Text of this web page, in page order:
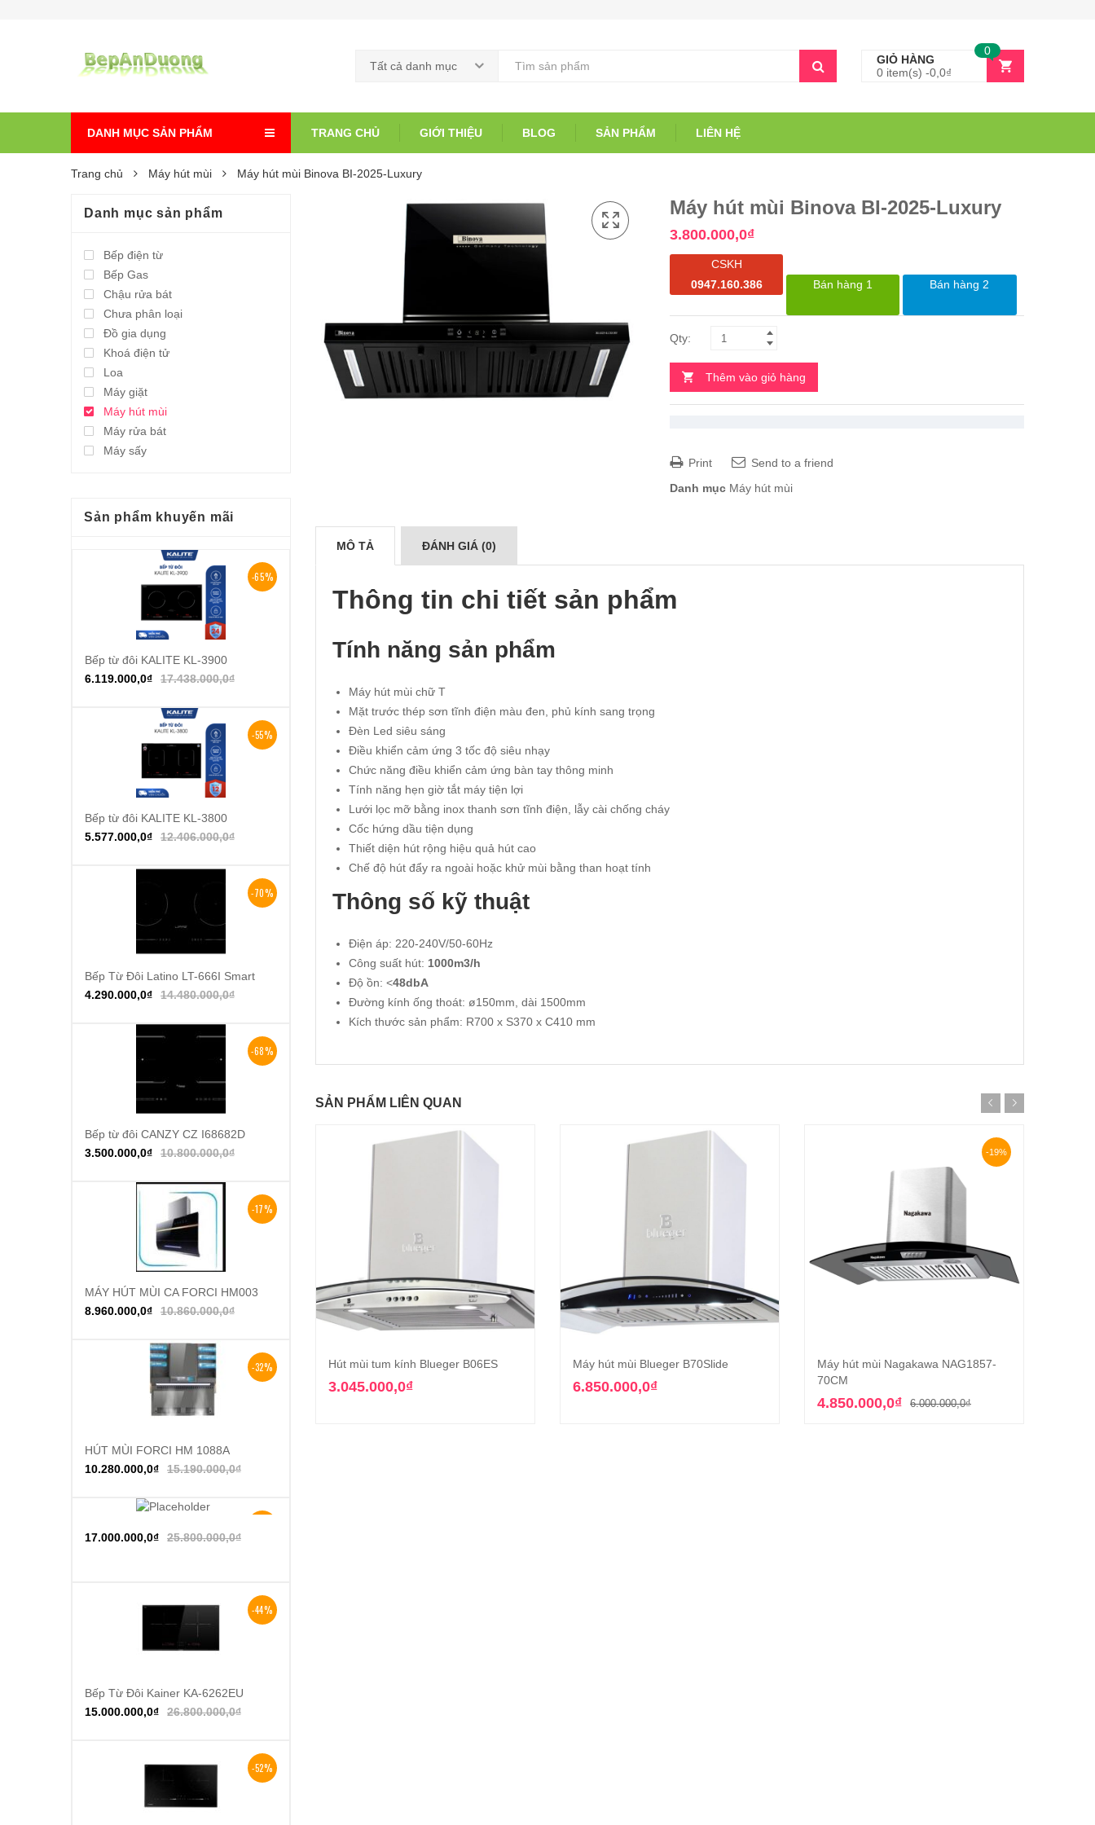
Tất cả danh mục
GIỎ HÀNG
0 item(s) -0,0₫
0
DANH MỤC SẢN PHẨM TRANG CHỦ GIỚI THIỆU BLOG SẢN PHẨM LIÊN HỆ
Trang chủ Máy hút mùi Máy hút mùi Binova BI-2025-Luxury
Máy hút mùi Binova BI-2025-Luxury
3.800.000,0₫
CSKH
0947.160.386
Bán hàng 1 Bán hàng 2
Thêm vào giỏ hàng
Print
Send to a friend
Danh mục Máy hút mùi
MÔ TẢ ĐÁNH GIÁ (0)
Thông tin chi tiết sản phẩm
Tính năng sản phẩm
Máy hút mùi chữ T
Mặt trước thép sơn tĩnh điện màu đen, phủ kính sang trọng
Đèn Led siêu sáng
Điều khiển cảm ứng 3 tốc độ siêu nhạy
Chức năng điều khiển cảm ứng bàn tay thông minh
Tính năng hẹn giờ tắt máy tiện lợi
Lưới lọc mỡ bằng inox thanh sơn tĩnh điện, lẫy cài chống cháy
Cốc hứng dầu tiện dụng
Thiết diện hút rộng hiệu quả hút cao
Chế độ hút đẩy ra ngoài hoặc khử mùi bằng than hoạt tính
Thông số kỹ thuật
Điện áp: 220-240V/50-60Hz
Công suất hút: 1000m3/h
Độ ồn: <48dbA
Đường kính ống thoát: ø150mm, dài 1500mm
Kích thước sản phẩm: R700 x S370 x C410 mm
SẢN PHẨM LIÊN QUAN
Thêm vào giỏ hàng
Hút mùi tum kính Blueger B06ES
3.045.000,0₫
Thêm vào giỏ hàng
Máy hút mùi Blueger B70Slide
6.850.000,0₫
-19%
Thêm vào giỏ hàng
Máy hút mùi Nagakawa NAG1857-
70CM
6.000.000,0₫Giá
4.850.000,0₫
Giá
Danh mục sản phẩm
Bếp điện từ
Bếp Gas
Chậu rửa bát
Chưa phân loại
Đồ gia dụng
Khoá điện tử
Loa
Máy giặt
Máy hút mùi
Máy rửa bát
Máy sấy
Sản phẩm khuyến mãi
-65%
Thêm vào giỏ hàng
Bếp từ đôi KALITE KL-3900
17.438.000,0₫
6.119.000,0₫
-55%
Thêm vào giỏ hàng
Bếp từ đôi KALITE KL-3800
12.406.000,0₫
5.577.000,0₫
-70%
Thêm vào giỏ hàng
Bếp Từ Đôi Latino LT-666I Smart
14.480.000,0₫
4.290.000,0₫
-68%
Thêm vào giỏ hàng
Bếp từ đôi CANZY CZ I68682D
10.800.000,0₫
3.500.000,0₫
-17%
Thêm vào giỏ hàng
MÁY HÚT MÙI CA FORCI HM003
10.860.000,0₫
8.960.000,0₫
-32%
Thêm vào giỏ hàng
HÚT MÙI FORCI HM 1088A
15.190.000,0₫
10.280.000,0₫
Thêm vào giỏ hàng
25.800.000,0₫
17.000.000,0₫
-44%
Thêm vào giỏ hàng
Bếp Từ Đôi Kainer KA-6262EU
26.800.000,0₫
15.000.000,0₫
-52%